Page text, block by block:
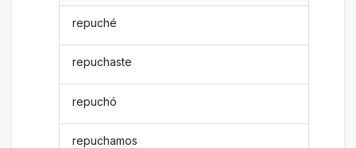
repuché
repuchaste
repuchó
repuchamos